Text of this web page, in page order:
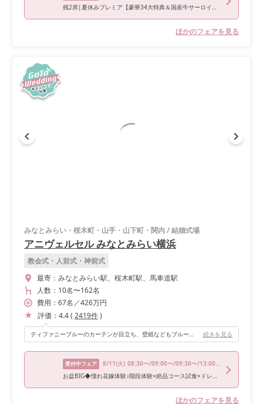
残2席|夏休みプレミア【豪華34大特典＆国産牛サーロイン試食】海×緑*非日常感溢れるみなとみらい絶景《年イチお得なプレミアムフェア！ドレス優待＆宿泊券プレゼントも！》
ほかのフェアを見る
みなとみらい・桜木町・山手・山下町・関内/結婚式場
アニヴェルセル みなとみらい横浜
教会式・人前式・神前式
最寄： みなとみらい駅、桜木町駅、馬車道駅
人数： 10名〜162名
費用： 67名 ／426万円
評価： 4.4( 2419件)
ティファニーブルーのカーテンが目立ち、壁紙などもブルーで統一されてて、とても可愛く、星や貝殻モチーフがとても可愛いです💓 続きを見る
受付中フェア 8/11(火) 08:30〜/09:00〜/09:30〜/13:00〜/15:00〜
お盆BIG◆憧れ花嫁体験♪階段体験×絶品コース試食×ドレス試着*Amazon1万円＆140万優待
ほかのフェアを見る